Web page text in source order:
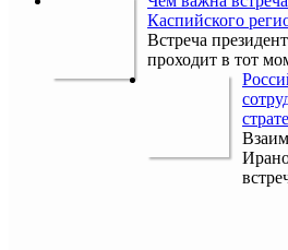
Каспийского
Встреча
проходит в тот